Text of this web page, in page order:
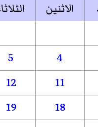
الاثنين
4
5
11
12
18
19